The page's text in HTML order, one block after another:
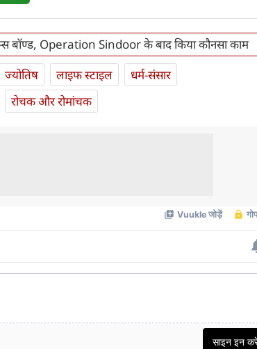
बॉण्ड, Operation Sindoor के बाद किया कौनसा काम
ज्योतिष लाइफ स्‍टाइल
धर्म-संसार
रोचक और रोमांचक